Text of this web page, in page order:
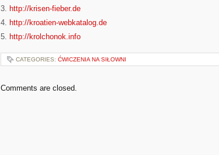
3. http://krisen-fieber.de
4. http://kroatien-webkatalog.de
5. http://krolchonok.info
CATEGORIES: ĆWICZENIA NA SIŁOWNI
Comments are closed.